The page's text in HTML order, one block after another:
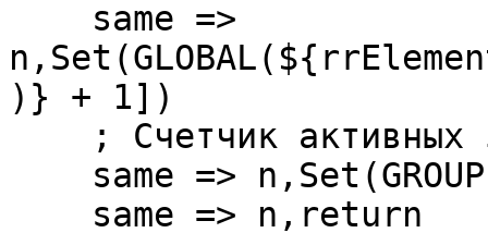
)} + 1])